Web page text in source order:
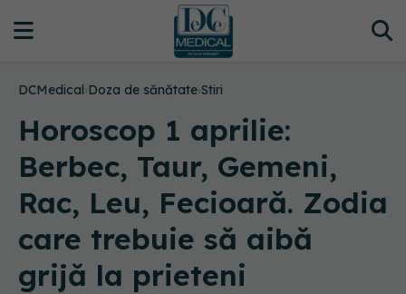
DCMedical›Doza de sănătate›Stiri
Horoscop 1 aprilie:
Berbec, Taur, Gemeni,
Rac, Leu, Fecioară. Zodia
care trebuie să aibă
grijă la prieteni